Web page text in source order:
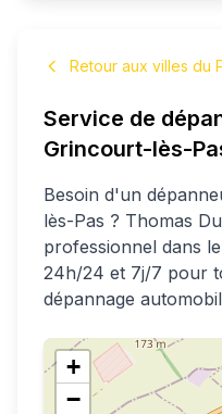
Retour aux villes du
Service de
Grincourt-lès-
Besoin d'un
lès-Pas ? Thomas
professionnel dans
24h/24 et 7j/7 pour
dépannage
+
−